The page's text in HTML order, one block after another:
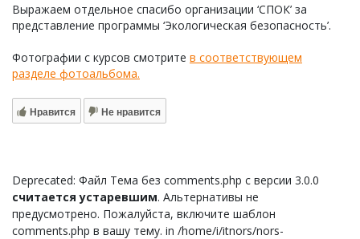
Выражаем отдельное спасибо организации ‘СПОК’ за
представление программы ‘Экологическая безопасность’.
Фотографии с курсов смотрите в соответствующем
разделе фотоальбома.
Нравится Не нравится
Deprecated: Файл Тема без comments.php с версии 3.0.0
считается устаревшим. Альтернативы не
предусмотрено. Пожалуйста, включите шаблон
comments.php в вашу тему. in /home/i/itnors/nors-